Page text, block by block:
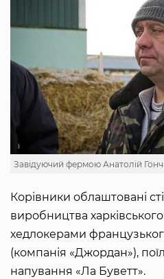
Завідуючий фермою Анатолій
Корівники облаштовані
виробництва
хедлокерами
(компанія «Джордан»),
напування «Ла Буветт».